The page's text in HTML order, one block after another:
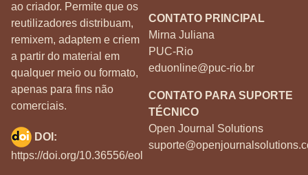
ao criador. Permite que os
reutilizadores distribuam,
remixem, adaptem e criem
a partir do material em
qualquer meio ou formato,
apenas para fins não
comerciais.
CONTATO PRINCIPAL
Mirna Juliana
PUC-Rio
eduonline@puc-rio.br
CONTATO PARA SUPORTE
TÉCNICO
Open Journal Solutions
DOI:
https://doi.org/10.36556/eol